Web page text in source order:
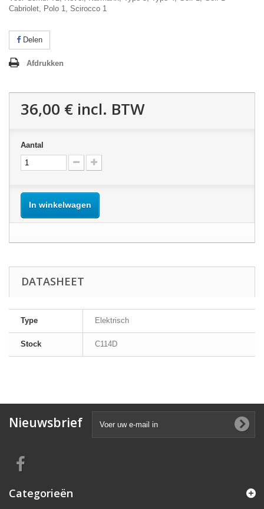
Cabriolet, Polo 1, Scirocco 1
Delen
Afdrukken
36,00 € incl. BTW
Aantal
In winkelwagen
DATASHEET
Type Elektrisch
Stock C114D
Nieuwsbrief
Categorieën